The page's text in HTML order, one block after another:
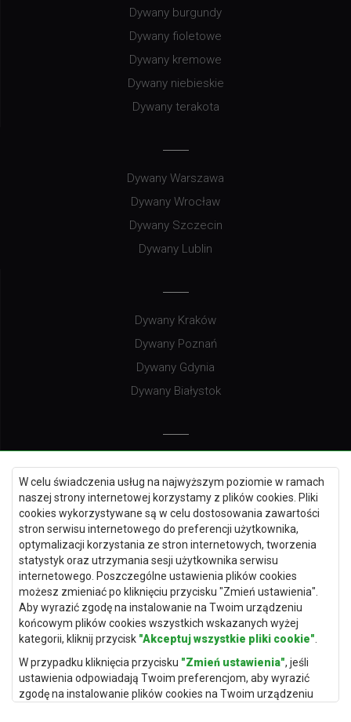
W celu świadczenia usług na najwyższym poziomie w ramach
naszej strony internetowej korzystamy z plików cookies. Pliki
cookies wykorzystywane są w celu dostosowania zawartości
stron serwisu internetowego do preferencji użytkownika,
optymalizacji korzystania ze stron internetowych, tworzenia
statystyk oraz utrzymania sesji użytkownika serwisu
internetowego. Poszczególne ustawienia plików cookies
możesz zmieniać po kliknięciu przycisku "Zmień ustawienia".
Aby wyrazić zgodę na instalowanie na Twoim urządzeniu
końcowym plików cookies wszystkich wskazanych wyżej
kategorii, kliknij przycisk "Akceptuj wszystkie pliki cookie"
W przypadku kliknięcia przycisku "Zmień ustawienia", jeśli
ustawienia odpowiadają Twoim preferencjom, aby wyrazić
zgodę na instalowanie plików cookies na Twoim urządzeniu
Dywany burgundy
Dywany fioletowe
Dywany kremowe
Dywany niebieskie
Dywany terakota
Dywany Warszawa
Dywany Wrocław
Dywany Szczecin
Dywany Lublin
Dywany Kraków
Dywany Poznań
Dywany Gdynia
Dywany Białystok
Dywany Gdańsk
Dywany Toruń
Dywany Bydgoszcz
Dywany Łódź
Dywany Katowice
Dywany Częstochowa